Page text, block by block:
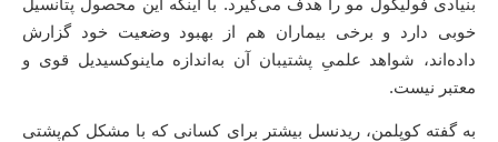
خوبی دارد و برخی بیماران هم از بهبود وضعیت خود گزارش
داده‌اند، شواهد علمیِ پشتیبان آن به‌اندازه‌ ماینوکسیدیل قوی و
معتبر نیست.
به گفته‌ کوپلمن، ریدنسل بیشتر برای کسانی که با مشکل کم‌پشتی